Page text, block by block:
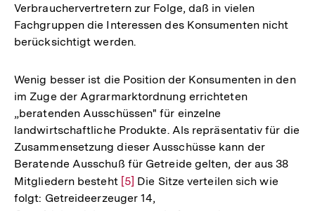
Verbrauchervertretern zur Folge, daß in vielen
Fachgruppen die Interessen des Konsumenten nicht
berücksichtigt werden.
Wenig besser ist die Position der Konsumenten in den
im Zuge der Agrarmarktordnung errichteten
„beratenden Ausschüssen" für einzelne
landwirtschaftliche Produkte. Als repräsentativ für die
Zusammensetzung dieser Ausschüsse kann der
Beratende Ausschuß für Getreide gelten, der aus 38
Mitgliedern besteht Zur
Auflösung
[5] Die Sitze verteilen sich wie
folgt: Getreideerzeuger 14,